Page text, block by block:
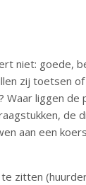
niet: goede,
zij toetsen of
liggen de
de
aan een
zitten